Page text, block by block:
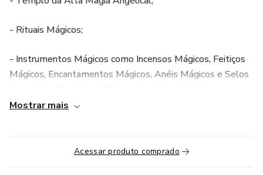
- Rituais Mágicos;
- Instrumentos Mágicos como Incensos Mágicos, Feitiços
Mágicos, Encantamentos Mágicos, Anéis Mágicos e Selos
Estátuas Mágicas;
- Cura Mágica;
Mostrar mais
Acessar produto comprado